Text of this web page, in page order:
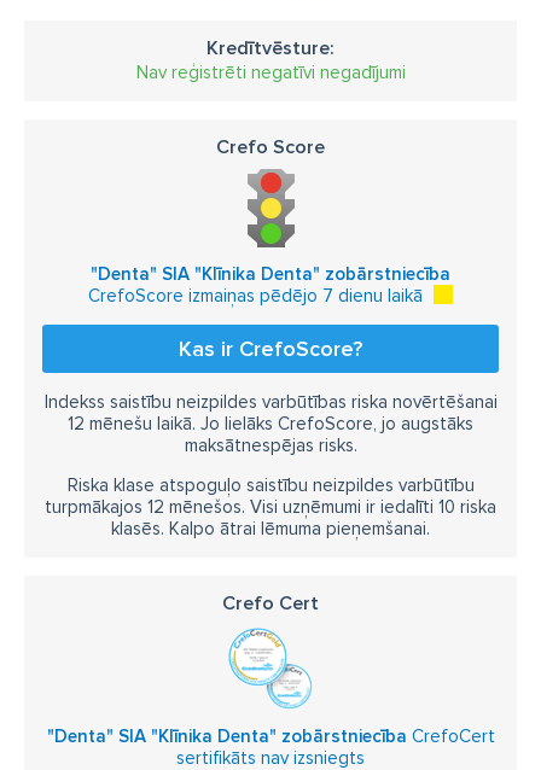
Zobārsts svētdienās
Zutes higiēna
zobārsti
Ķirurģija
Šuvju noņemšana
endodontija ar mikroskopu
ortodontija
peridontīta un smaganu slimību ārstēšana
lūpas saitītes operācija
flash zobu balināšana
diagnostika ar mākslīgo intelektu
zobu silanti bērniem
Sejas ādas mirdzuma un elastības atjaunošana ar Fotona
Kredītvēsture:
Nav reģistrēti negatīvi negadījumi
Crefo Score
"Denta" SIA "Klīnika Denta" zobārstniecība
CrefoScore izmaiņas pēdējo 7 dienu laikā
Kas ir CrefoScore?
Indekss saistību neizpildes varbūtības riska novērtēšanai
12 mēnešu laikā. Jo lielāks CrefoScore, jo augstāks
maksātnespējas risks.
Riska klase atspoguļo saistību neizpildes varbūtību
turpmākajos 12 mēnešos. Visi uzņēmumi ir iedalīti 10 riska
klasēs. Kalpo ātrai lēmuma pieņemšanai.
Crefo Cert
"Denta" SIA "Klīnika Denta" zobārstniecība CrefoCert
sertifikāts nav izsniegts